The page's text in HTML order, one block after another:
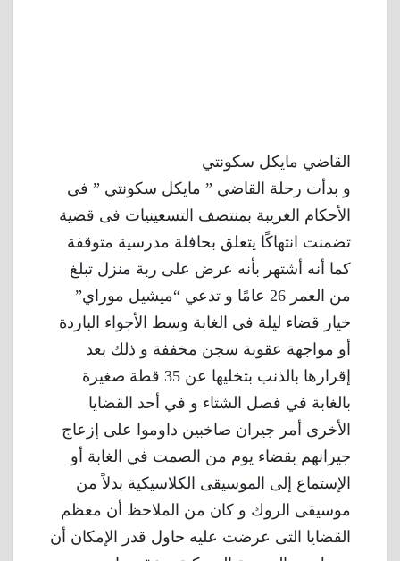
القاضي مايكل سكونتي
و بدأت رحلة القاضي ” مايكل سكونتي ” فى
الأحكام الغريبة بمنتصف التسعينيات فى قضية
تضمنت انتهاكًا يتعلق بحافلة مدرسية متوقفة
كما أنه أشتهر بأنه عرض على ربة منزل تبلغ
من العمر 26 عامًا و تدعي “ميشيل موراي”
خيار قضاء ليلة في الغابة وسط الأجواء الباردة
أو مواجهة عقوبة سجن مخففة و ذلك بعد
إقرارها بالذنب بتخليها عن 35 قطة صغيرة
بالغابة في فصل الشتاء و في أحد القضايا
الأخرى أمر جيران صاخبين داوموا على إزعاج
جيرانهم بقضاء يوم من الصمت في الغابة أو
الإستماع إلى الموسيقى الكلاسيكية بدلاً من
موسيقى الروك و كان من الملاحظ أن معظم
القضايا التى عرضت عليه حاول قدر الإمكان أن